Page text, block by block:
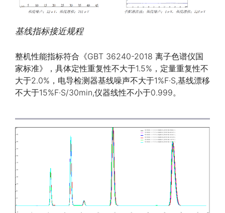
基线指标接近规程
整机性能指标符合《GBT 36240-2018 离子色谱仪国
家标准》，具体定性重复性不大于1.5%，定量重复性不
大于2.0%，电导检测器基线噪声不大于1%F·S,基线漂移
不大于15%F·S/30min,仪器线性不小于0.999。